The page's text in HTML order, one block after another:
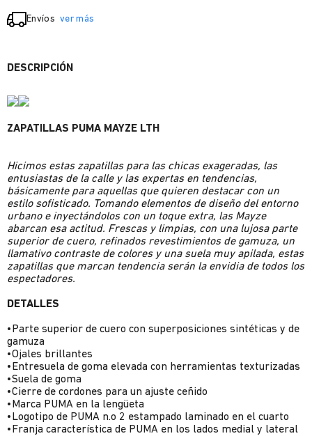
Envíos ver más
DESCRIPCIÓN
ZAPATILLAS PUMA MAYZE LTH
Hicimos estas zapatillas para las chicas exageradas, las
entusiastas de la calle y las expertas en tendencias,
básicamente para aquellas que quieren destacar con un
estilo sofisticado. Tomando elementos de diseño del entorno
urbano e inyectándolos con un toque extra, las Mayze
abarcan esa actitud. Frescas y limpias, con una lujosa parte
superior de cuero, refinados revestimientos de gamuza, un
llamativo contraste de colores y una suela muy apilada, estas
zapatillas que marcan tendencia serán la envidia de todos los
espectadores.
DETALLES
•Parte superior de cuero con superposiciones sintéticas y de
gamuza
•Ojales brillantes
•Entresuela de goma elevada con herramientas texturizadas
•Suela de goma
•Cierre de cordones para un ajuste ceñido
•Marca PUMA en la lengüeta
•Logotipo de PUMA n.o 2 estampado laminado en el cuarto
•Franja característica de PUMA en los lados medial y lateral